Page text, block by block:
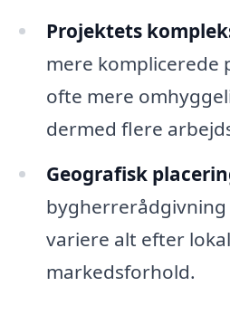
Projektets
mere
ofte mere
dermed flere
Geografisk
bygherrerådgivning
variere alt efter
markedsforhold.